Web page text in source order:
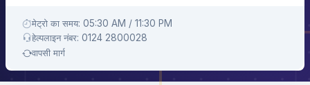
मेट्रो का समय: 05:30 AM / 11:30 PM
हेल्पलाइन नंबर: 0124 2800028
वापसी मार्ग